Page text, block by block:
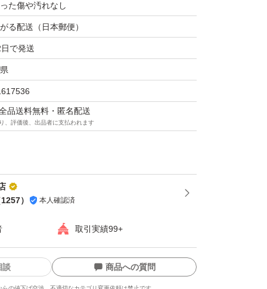
れ等、トラブルなどは責任を負いかねます
遠慮下さい。
の発送を予定しております。
して頂ける方、即購入歓迎です。
た傷や汚れなし
る配送（日本郵便）
で発送
品送料無料・匿名配送
、評価後、出品者に支払われます
1257） 本人確認済
取引実績99+
談 商品への質問